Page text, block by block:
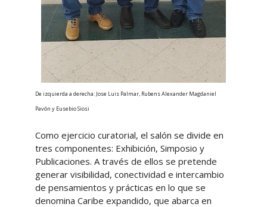
De izquierda a derecha: Jose Luis Palmar, Rubens Alexander Magdaniel
Pavón y Eusebio Siosi
Como ejercicio curatorial, el salón se divide en
tres componentes: Exhibición, Simposio y
Publicaciones. A través de ellos se pretende
generar visibilidad, conectividad e intercambio
de pensamientos y prácticas en lo que se
denomina Caribe expandido, que abarca en